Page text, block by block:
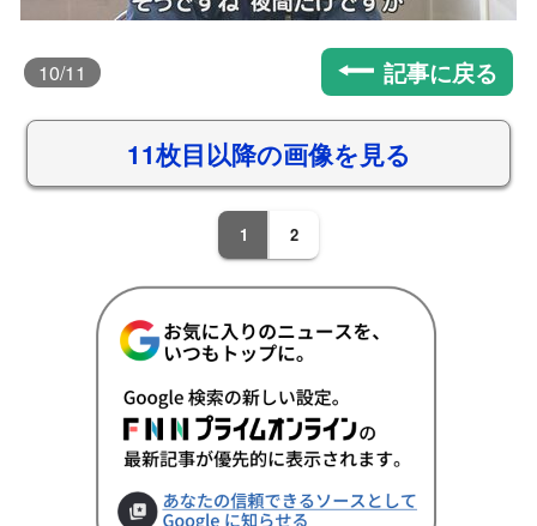
10/11 記事に戻る
11枚目以降の画像を見る
1 2